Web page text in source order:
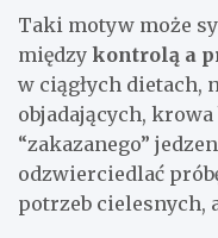
Taki motyw może
między kontrolą a
w ciągłych dietach,
objadających,
“zakazanego”
odzwierciedlać
potrzeb cielesnych,